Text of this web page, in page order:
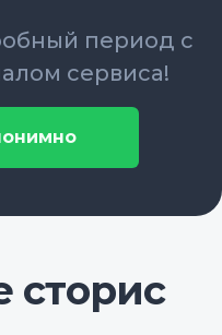
период с
сервиса!
сторис